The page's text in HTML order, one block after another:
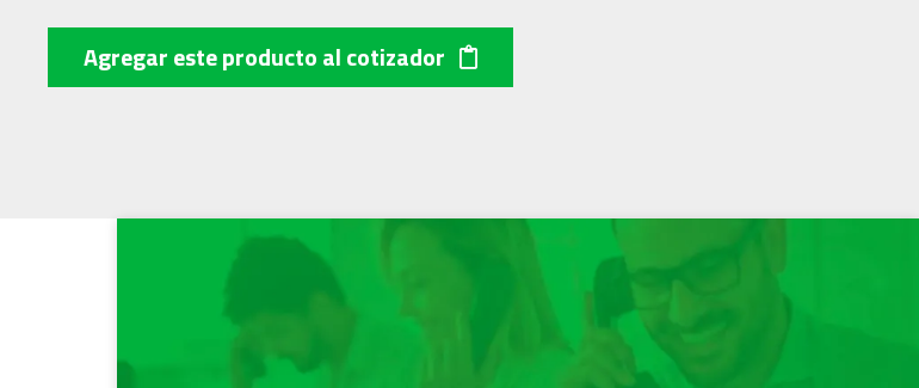
Agregar este productoal cotizador